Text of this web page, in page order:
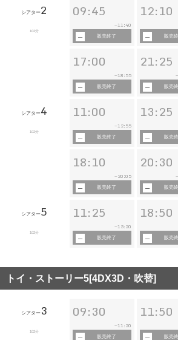
シアター2
102分
09:45
~11:40
販売終了
12:10
販売
17:00
~18:55
販売終了
21:25
~
販売
シアター4
102分
11:00
~12:55
販売終了
13:25
販売
18:10
~ 20:05
販売終了
20:30
~
販売
シアター5
102分
11:25
~13:20
販売終了
18:50
販売
トイ・ストーリー5[4DX3D・吹替]
シアター 3
102分
09:30
~11:20
販売終了
11:50
販売